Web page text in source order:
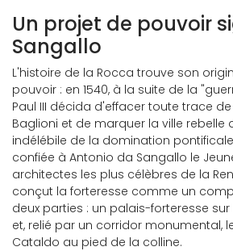
Un projet de pouvoir
Sangallo
L'histoire de la Rocca trouve son
pouvoir : en 1540, à la suite de la
Paul III décida d'effacer toute trace
Baglioni et de marquer la ville rebelle
indélébile de la domination
confiée à Antonio da Sangallo le
architectes les plus célèbres de la
conçut la forteresse comme un
deux parties : un palais-forteresse
et, relié par un corridor monumental,
Cataldo au pied de la colline.